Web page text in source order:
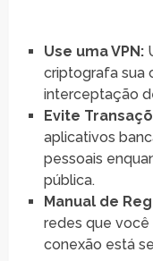
Use uma VPN:
criptografa sua
interceptação
Evite
aplicativos
pessoais
pública.
Manual de
redes que você
conexão está